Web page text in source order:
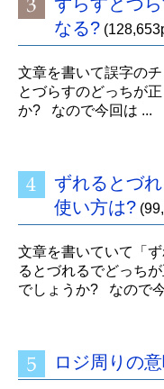
なる?
文章を書いて誤字の
とづらすのどっちが
か? なので今回は ...
ずれるとづ
使い方は?
文章を書いていて「
るとづれるでどっち
でしょうか? なので
ロジ周りの